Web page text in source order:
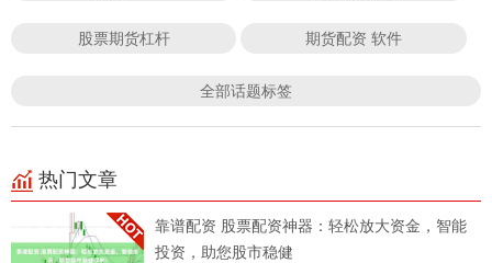
股票期货杠杆 期货配资 软件
全部话题标签
热门文章
靠谱配资 股票配资神器：轻松放大资金，智能
投资，助您股市稳健